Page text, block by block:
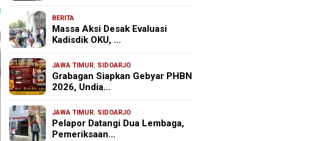
BERITA
Massa Aksi Desak Evaluasi
Kadisdik OKU, …
JAWA TIMUR, SIDOARJO
Grabagan Siapkan Gebyar PHBN
2026, Undia…
JAWA TIMUR, SIDOARJO
Pelapor Datangi Dua Lembaga,
Pemeriksaan…